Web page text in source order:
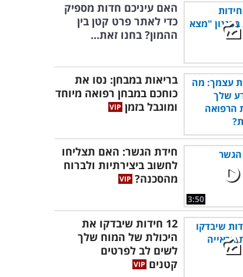
האם עיניכם חדות מספיק
כדי לאתר פרט קטן בין
ההמון? בחנו זאת...
בריאות במבחן: נסו את
כוחכם במבחן רפואה מיוחד
ומוגבל בזמן
3:50
חידת הגשר: האם תצליחו
לחשוב ביצירתיות ולברוח
מהסכנה?
12 חידות שיבדקו את
היכולת של המוח שלך
לשים לב לפרטים
קטנים